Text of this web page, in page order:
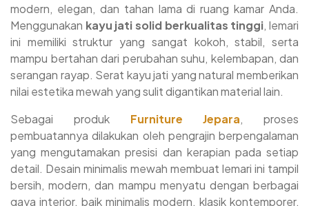
modern, elegan, dan tahan lama di ruang kamar Anda.
Menggunakan kayu jati solid berkualitas tinggi, lemari
ini memiliki struktur yang sangat kokoh, stabil, serta
mampu bertahan dari perubahan suhu, kelembapan, dan
serangan rayap. Serat kayu jati yang natural memberikan
nilai estetika mewah yang sulit digantikan material lain.
Sebagai produk Furniture Jepara, proses
pembuatannya dilakukan oleh pengrajin berpengalaman
yang mengutamakan presisi dan kerapian pada setiap
detail. Desain minimalis mewah membuat lemari ini tampil
bersih, modern, dan mampu menyatu dengan berbagai
gaya interior, baik minimalis modern, klasik kontemporer,